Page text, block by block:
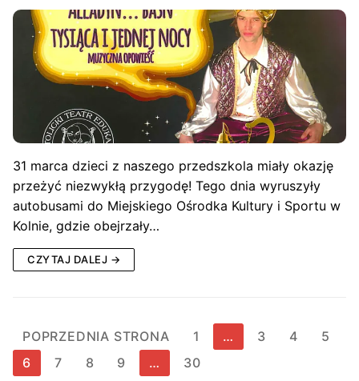
31 marca dzieci z naszego przedszkola miały okazję
przeżyć niezwykłą przygodę! Tego dnia wyruszyły
autobusami do Miejskiego Ośrodka Kultury i Sportu w
Kolnie, gdzie obejrzały…
CZYTAJ DALEJ →
Stronicowanie
wpisów
POPRZEDNIA STRONA 1 … 3 4
5
6
7 8 9 …
30